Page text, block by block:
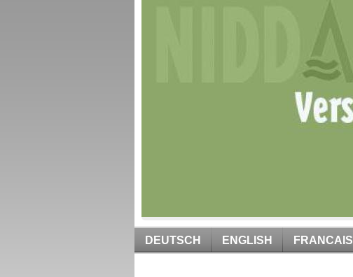
DEUTSCH ENGLISH FRANCAIS